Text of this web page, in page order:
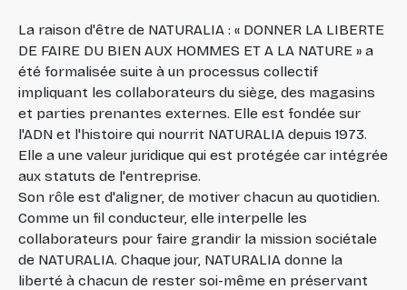
La raison d'être de NATURALIA : « DONNER LA LIBERTE
DE FAIRE DU BIEN AUX HOMMES ET A LA NATURE » a
été formalisée suite à un processus collectif
impliquant les collaborateurs du siège, des magasins
et parties prenantes externes. Elle est fondée sur
l'ADN et l'histoire qui nourrit NATURALIA depuis 1973.
Elle a une valeur juridique qui est protégée car intégrée
aux statuts de l'entreprise.
Son rôle est d'aligner, de motiver chacun au quotidien.
Comme un fil conducteur, elle interpelle les
collaborateurs pour faire grandir la mission sociétale
de NATURALIA. Chaque jour, NATURALIA donne la
liberté à chacun de rester soi-même en préservant